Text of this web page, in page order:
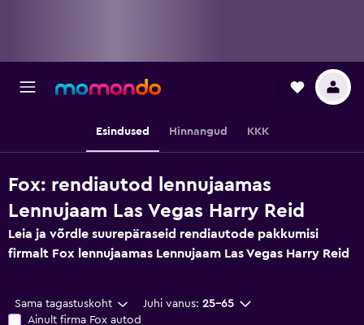
Esindused Hinnangud KKK
Fox: rendiautod lennujaamas
Lennujaam Las Vegas Harry Reid
Leia ja võrdle suurepäraseid rendiautode pakkumisi
firmalt Fox lennujaamas Lennujaam Las Vegas Harry Reid
Sama tagastuskoht Juhi vanus: 25–65
Ainult firma Fox autod